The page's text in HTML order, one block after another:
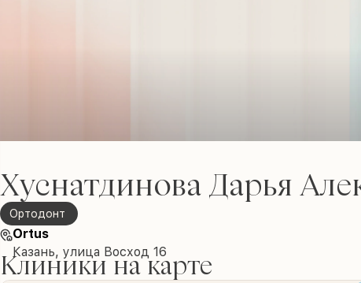
Хуснатдинова Дарья
ортодонт
Ortus
Казань, улица Восход 16
Клиники на карте